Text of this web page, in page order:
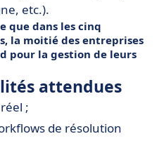
etc.).
que dans les cinq
la moitié des entreprises
pour la gestion de leurs
attendues
;
de résolution